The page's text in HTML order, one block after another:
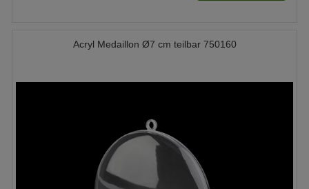
Acryl Medaillon Ø7 cm teilbar 750160